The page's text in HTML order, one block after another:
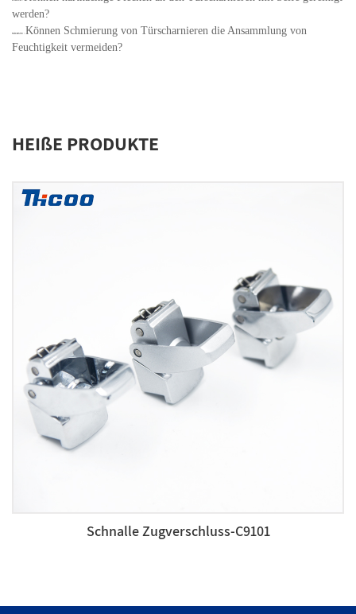
ZURÜCK：
werden?
NÄCHSTE： Können Schmierung von Türscharnieren die Ansammlung von
Feuchtigkeit vermeiden?
HEIßE PRODUKTE
Schnalle Zugverschluss-C9101